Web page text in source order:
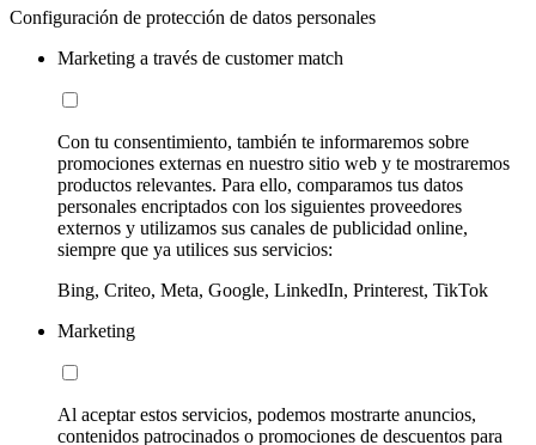
Configuración de protección de datos personales
Marketing a través de customer match
Con tu consentimiento, también te informaremos sobre
promociones externas en nuestro sitio web y te mostraremos
productos relevantes. Para ello, comparamos tus datos
personales encriptados con los siguientes proveedores
externos y utilizamos sus canales de publicidad online,
siempre que ya utilices sus servicios:
Bing, Criteo, Meta, Google, LinkedIn, Printerest, TikTok
Marketing
Al aceptar estos servicios, podemos mostrarte anuncios,
contenidos patrocinados o promociones de descuentos para